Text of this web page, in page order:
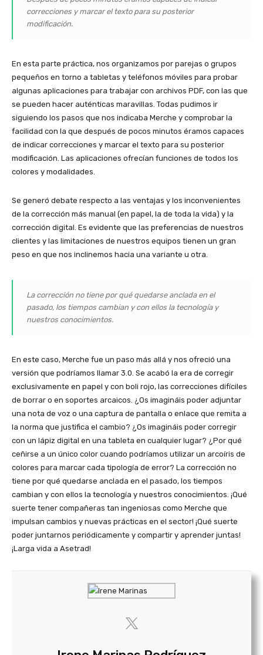
correcciones y marcar el texto para su posterior
modificación.
En esta parte práctica, nos organizamos por parejas o grupos
pequeños en torno a tabletas y teléfonos móviles para probar
algunas aplicaciones para trabajar con archivos PDF, con las que
se pueden hacer auténticas maravillas. Todas pudimos ir
siguiendo los pasos que nos indicaba Merche y comprobar la
facilidad con la que después de pocos minutos éramos capaces
de indicar correcciones y marcar el texto para su posterior
modificación. Las aplicaciones ofrecían funciones de todos los
colores y modalidades.
Se generó debate respecto a las ventajas y los inconvenientes
de la corrección más manual (en papel, la de toda la vida) y la
corrección digital. Es evidente que las preferencias de nuestros
clientes y las limitaciones de nuestros equipos tienen un gran
peso en que nos inclinemos hacia una variante u otra.
La corrección no tiene por qué quedarse anclada en el
pasado, los tiempos cambian y con ellos la tecnología y
nuestros conocimientos.
En este caso, Merche fue un paso más allá y nos ofreció una
versión que podríamos llamar 3.0. Se acabó la era de corregir
exclusivamente en papel y con boli rojo, las correcciones difíciles
de borrar o en soportes arcaicos. ¿Os imagináis poder adjuntar
una nota de voz o una captura de pantalla o enlace que remita a
la norma que justifica el cambio? ¿Os imagináis poder corregir
con un lápiz digital en una tableta en cualquier lugar? ¿Por qué
ceñirse a un único color cuando podríamos utilizar un arcoíris de
colores para marcar cada tipología de error? La corrección no
tiene por qué quedarse anclada en el pasado, los tiempos
cambian y con ellos la tecnología y nuestros conocimientos. ¡Qué
suerte tener compañeras tan ingeniosas como Merche que
impulsan cambios y nuevas prácticas en el sector! ¡Qué suerte
poder juntarnos periódicamente y compartir y aprender juntas!
¡Larga vida a Asetrad!